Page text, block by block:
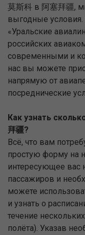
莫斯科 в 阿塞拜疆,
выгодные
«Уральские
российских
современными и
нас вы можете
напрямую от
посреднические
Как узнать
拜疆?
Всё, что вам
простую форму на
интересующее вас
пассажиров и
можете
и узнать о
течение
полёта). Указав